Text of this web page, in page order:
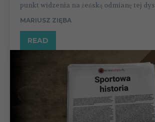
punkt widzenia na żeńską odmianę tej
MARIUSZ ZIĘBA
READ